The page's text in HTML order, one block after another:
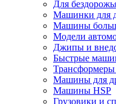
Для
Машинки для
Машины
Модели
Джипы и
Быстрые
Машины для
Машины HSP
Грузовики и